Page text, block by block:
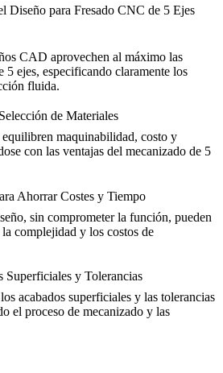
Diseño para Fresado CNC de 5 Ejes
CAD aprovechen al máximo las
5 ejes, especificando claramente los
fluida.
de Materiales
equilibren maquinabilidad, costo y
con las ventajas del mecanizado de 5
Ahorrar Costes y Tiempo
sin comprometer la función, pueden
complejidad y los costos de
Superficiales y Tolerancias
acabados superficiales y las tolerancias
el proceso de mecanizado y las